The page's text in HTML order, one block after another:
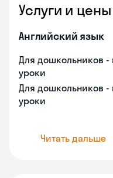
Услуги и цены
Английский язык
Для дошкольников -
уроки
Для дошкольников -
уроки
Читать дальше